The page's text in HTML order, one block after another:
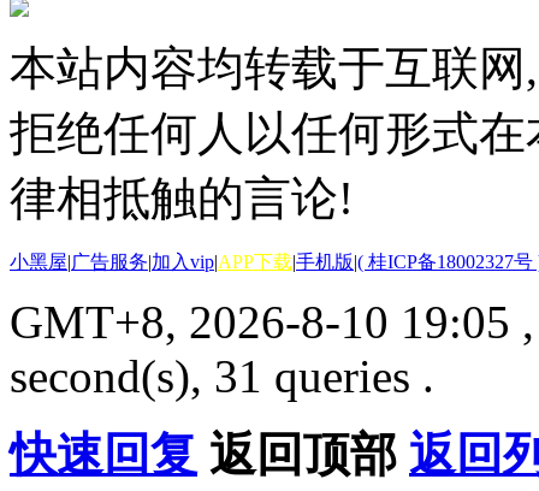
本站内容均转载于互联
拒绝任何人以任何形式
律相抵触的言论!
小黑屋|广告服务|加入vip|APP下载|手机版|( 桂ICP备18002327号
GMT+8, 2026-8-10 19:05
second(s), 31 queries .
快速回复 返回顶部 返回